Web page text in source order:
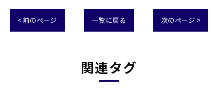
< 前のページ 一覧に戻る 次のページ >
関連タグ